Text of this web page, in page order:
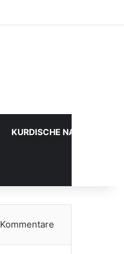
KURDISCHE
Kommentare